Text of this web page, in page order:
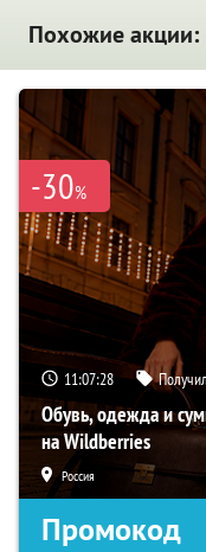
Похожие акции:
-30%
11:07:27
Обувь, одежда и
на Wildberries
Россия
Промокод